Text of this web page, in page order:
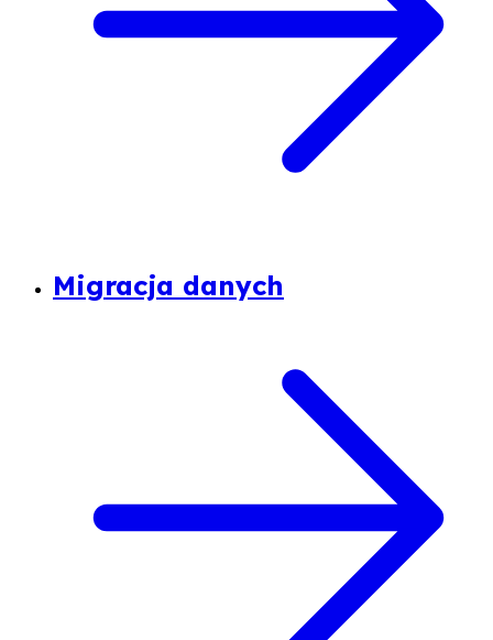
Migracja danych